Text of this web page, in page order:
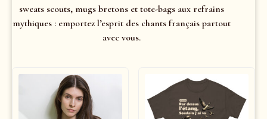
sweats scouts, mugs bretons et tote-bags aux refrains
mythiques : emportez l’esprit des chants français partout
avec vous.